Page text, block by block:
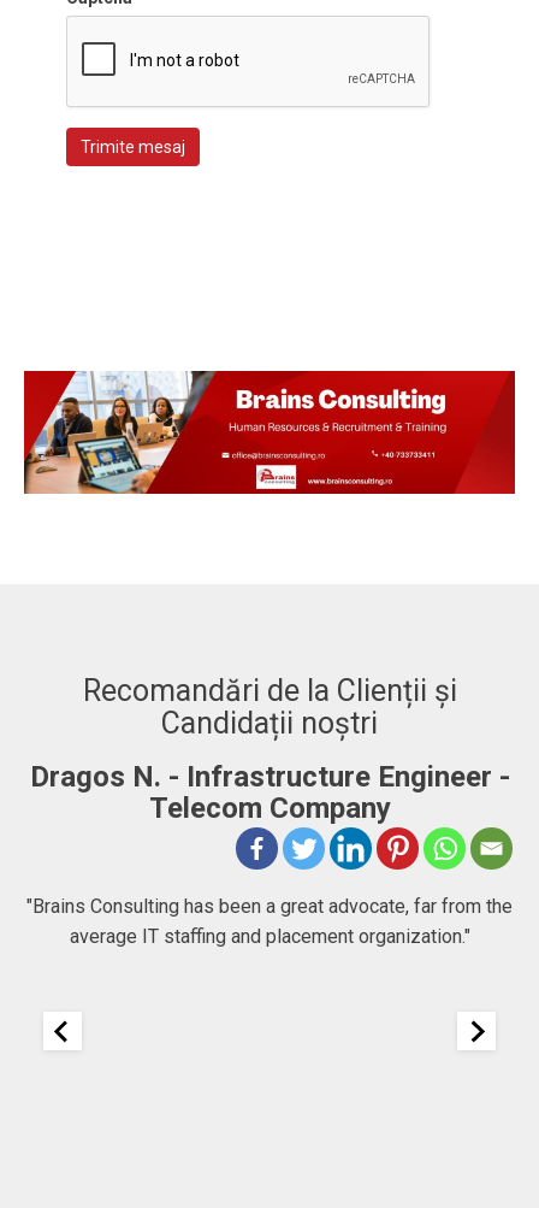
Trimite mesaj
Recomandări de la Clienții și
Candidații noștri
Dragos N. - Infrastructure Engineer -
Telecom Company
"Brains Consulting has been a great advocate, far from the
average IT staffing and placement organization."